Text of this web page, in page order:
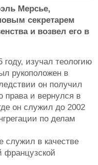
Мерсье,
секретарем
и возвел его в
изучал теологию
рукоположен в
он получил
права и вернулся в
он служил до 2002
по делам
служил в качестве
французской